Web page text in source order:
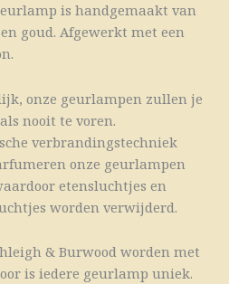
is handgemaakt van
goud. Afgewerkt met een
onze geurlampen zullen je
nooit te voren.
verbrandingstechniek
onze geurlampen
etensluchtjes en
worden verwijderd.
& Burwood worden met
is iedere geurlamp uniek.